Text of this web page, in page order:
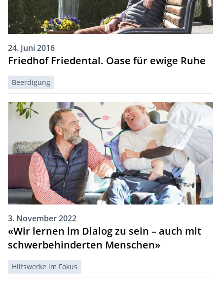
24. Juni 2016
Friedhof Friedental. Oase für ewige Ruhe
Beerdigung
3. November 2022
«Wir lernen im Dialog zu sein – auch mit
schwerbehinderten Menschen»
Hilfswerke im Fokus